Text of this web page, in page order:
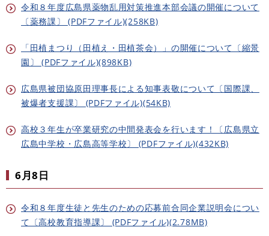
令和８年度広島県薬物乱用対策推進本部会議の開催について
〔薬務課〕 (PDFファイル)(258KB)
「田植まつり（田植え・田植茶会）」の開催について〔縮景
園〕 (PDFファイル)(898KB)
広島県被団協原田理事長による知事表敬について〔国際課、
被爆者支援課〕 (PDFファイル)(54KB)
高校３年生が卒業研究の中間発表会を行います！〔広島県立
広島中学校・広島高等学校〕 (PDFファイル)(432KB)
6月8日
令和８年度生徒と先生のための応募前合同企業説明会につい
て〔高校教育指導課〕 (PDFファイル)(2.78MB)